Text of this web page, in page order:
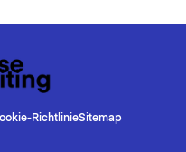
RichtlinieSitemap